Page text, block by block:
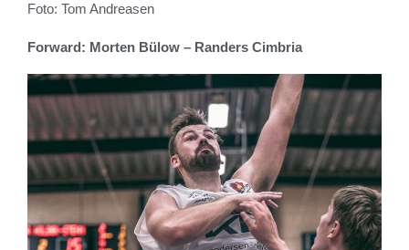
Foto: Tom Andreasen
Forward: Morten Bülow – Randers Cimbria